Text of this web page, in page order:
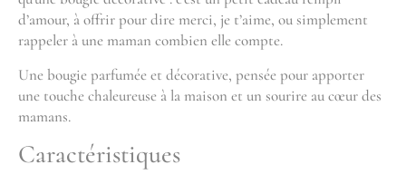
d’amour, à offrir pour dire merci, je t’aime, ou simplement
rappeler à une maman combien elle compte.
Une bougie parfumée et décorative, pensée pour apporter
une touche chaleureuse à la maison et un sourire au cœur des
mamans.
Caractéristiques